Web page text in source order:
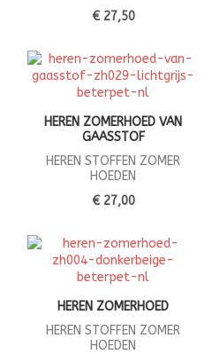
€ 27,50
HEREN ZOMERHOED VAN
GAASSTOF
HEREN STOFFEN ZOMER
HOEDEN
€ 27,00
HEREN ZOMERHOED
HEREN STOFFEN ZOMER
HOEDEN